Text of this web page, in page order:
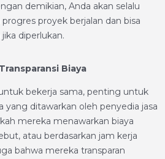
demikian, Anda akan selalu
proyek berjalan dan bisa
diperlukan.
Biaya
bekerja sama, penting untuk
ditawarkan oleh penyedia jasa
mereka menawarkan biaya
atau berdasarkan jam kerja
bahwa mereka transparan